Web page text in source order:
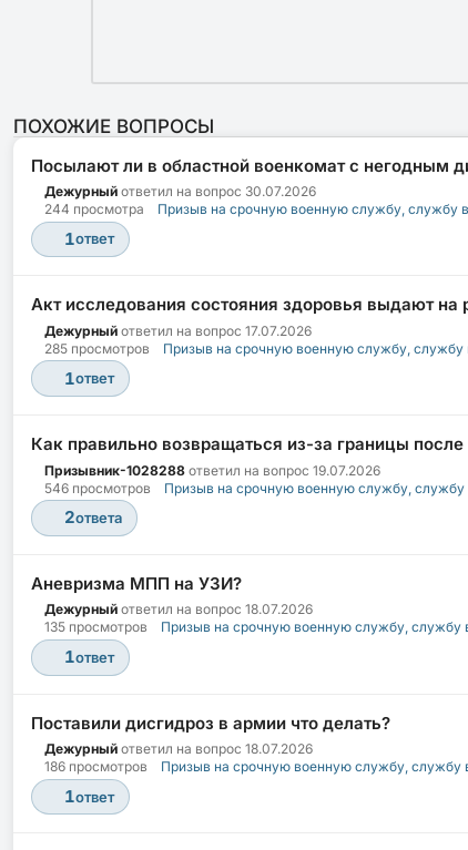
ПОХОЖИЕ ВОПРОСЫ
Посылают ли в областной военкомат с негодным
Дежурный ответил на вопрос 30.07.2026
244 просмотра
Призыв на срочную военную службу, службу
1ответ
Акт исследования состояния здоровья выдают на
Дежурный ответил на вопрос 17.07.2026
285 просмотров
Призыв на срочную военную службу, службу
1ответ
Как правильно возвращаться из-за границы после
Призывник-1028288 ответил на вопрос 19.07.2026
546 просмотров
Призыв на срочную военную службу, службу
2ответа
Аневризма МПП на УЗИ?
Дежурный ответил на вопрос 18.07.2026
135 просмотров
Призыв на срочную военную службу, службу
1ответ
Поставили дисгидроз в армии что делать?
Дежурный ответил на вопрос 18.07.2026
186 просмотров
Призыв на срочную военную службу, службу
1ответ